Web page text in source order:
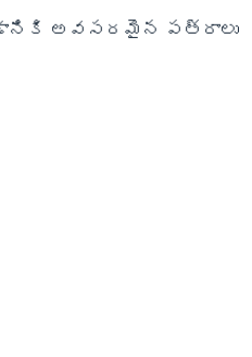
అవసరమైన పత్రాలు